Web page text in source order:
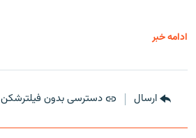
ادامه خبر
ارسال دسترسی بدون فیلترشکن